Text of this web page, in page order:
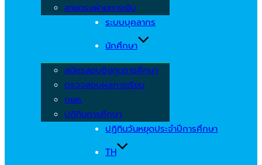
สายตรงฝ่ายการเงิน
ระบบบุคลากร
นักศึกษา
สมัครสอบชิงทุนการศึกษา
ตรวจสอบผลการเรียน
กยศ.
ปฏิทินการศึกษา
ปฏิทินวันหยุดประจำปีการศึกษา
TH